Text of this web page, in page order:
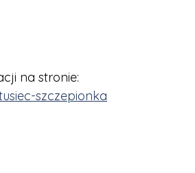
na stronie:
szczepionka